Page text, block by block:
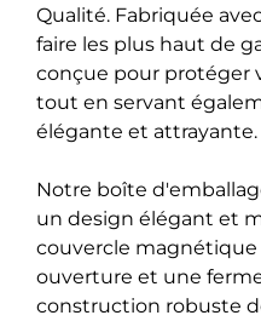
Qualité. Fabriquée
faire les plus haut de
conçue pour protéger
tout en servant
élégante et attrayante.
Notre boîte
un design élégant et
couvercle
ouverture et une
construction robuste